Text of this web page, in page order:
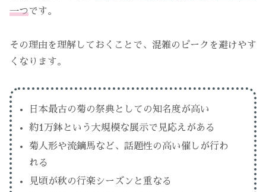
一つです。
その理由を理解しておくことで、混雑のピークを避けやす
くなります。
日本最古の菊の祭典としての知名度が高い
約1万鉢という大規模な展示で見応えがある
菊人形や流鏑馬など、話題性の高い催しが行わ
れる
見頃が秋の行楽シーズンと重なる